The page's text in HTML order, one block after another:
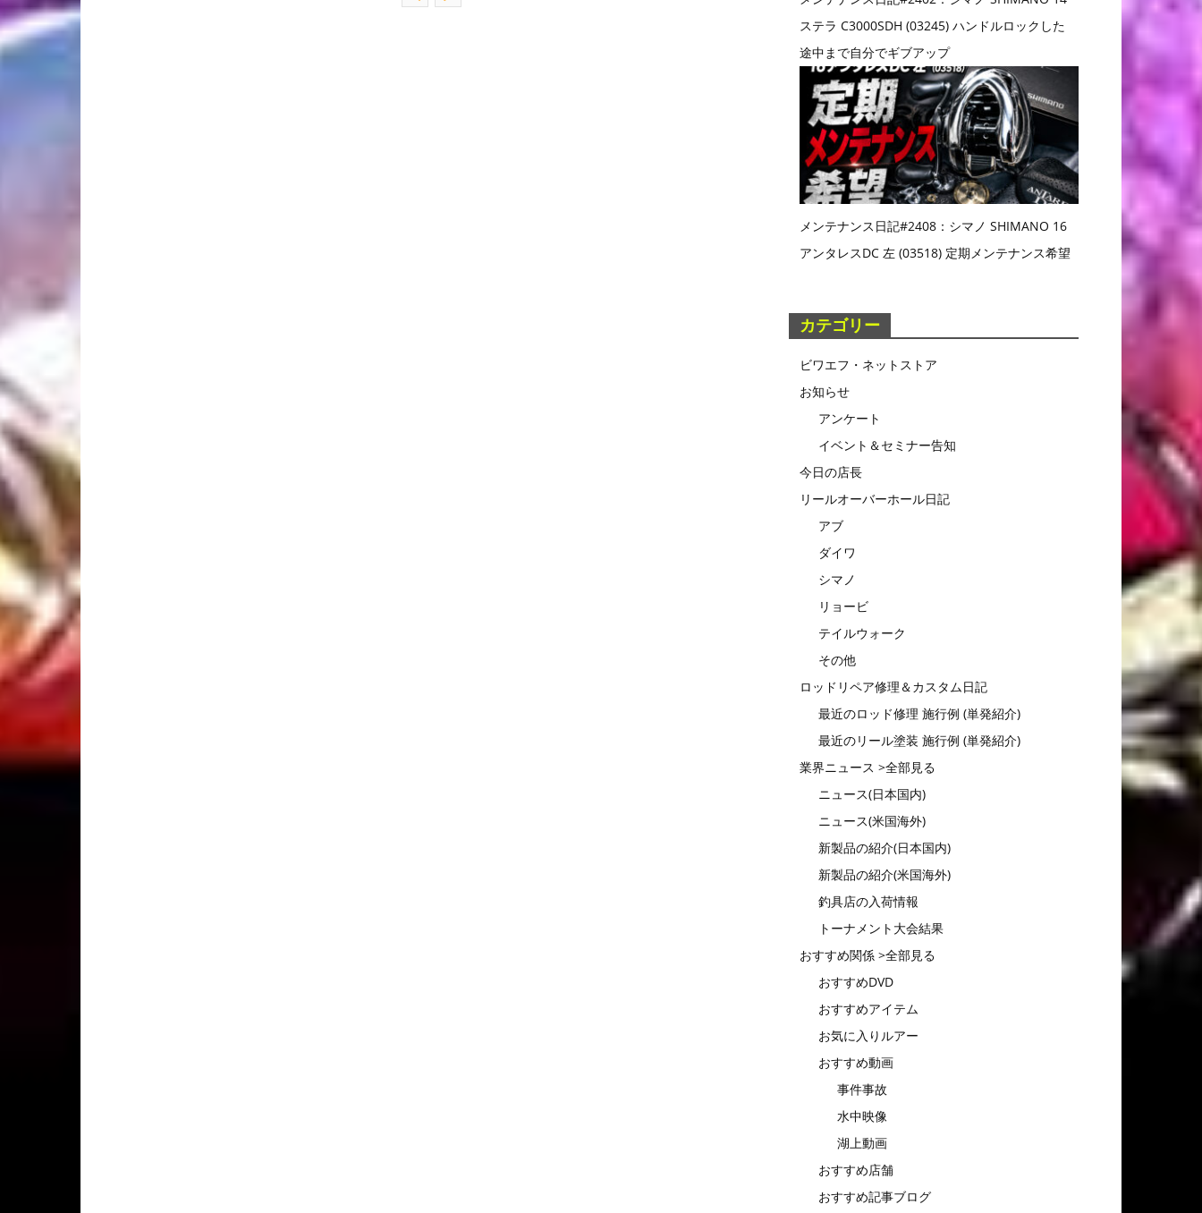
ステラ C3000SDH (03245) ハンドルロックした
途中まで自分でギブアップ
メンテナンス日記#2408：シマノ SHIMANO 16
アンタレスDC 左 (03518) 定期メンテナンス希望
カテゴリー
ビワエフ・ネットストア
お知らせ
アンケート
イベント＆セミナー告知
今日の店長
リールオーバーホール日記
アブ
ダイワ
シマノ
リョービ
テイルウォーク
その他
ロッドリペア修理＆カスタム日記
最近のロッド修理 施行例 (単発紹介)
最近のリール塗装 施行例 (単発紹介)
業界ニュース >全部見る
ニュース(日本国内)
ニュース(米国海外)
新製品の紹介(日本国内)
新製品の紹介(米国海外)
釣具店の入荷情報
トーナメント大会結果
おすすめ関係 >全部見る
おすすめDVD
おすすめアイテム
お気に入りルアー
おすすめ動画
事件事故
水中映像
湖上動画
おすすめ店舗
おすすめ記事ブログ